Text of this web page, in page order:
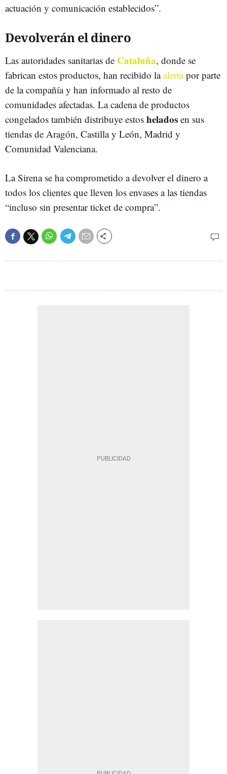
actuación y comunicación establecidos”.
Devolverán el dinero
Las autoridades sanitarias de Cataluña, donde se
fabrican estos productos, han recibido laalertapor parte
de la compañía y han informado al resto de
comunidades afectadas. La cadena de productos
congelados también distribuye estos helados en sus
tiendas de Aragón, Castilla y León, Madrid y
Comunidad Valenciana.
La Sirena se ha comprometido a devolver el dinero a
todos los clientes que lleven los envases a las tiendas
“incluso sin presentar ticket de compra”.